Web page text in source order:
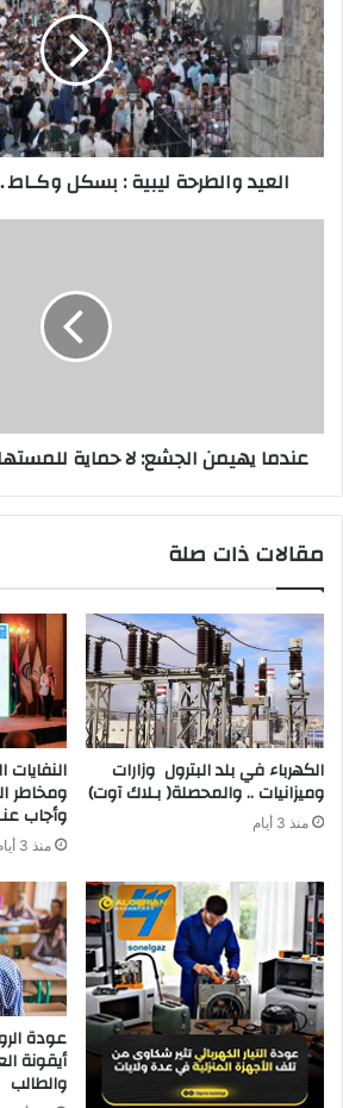
ل
إ
ل
ك
ت
ر
العيد والطرحة ليبية : بسكل
عندما يهيمن الجشع: لا حماية
مقالات ذات صلة
‬وميزانيات‭ .. ‬والمحصلة‭ )‬بـلاك‭ ‬آوت)
منذ 3 أيام ‬وأجاب‭ ‬عنـه‭ ‬المختصون
منذ 3 أيام
عودة
أيقونة
والطالب